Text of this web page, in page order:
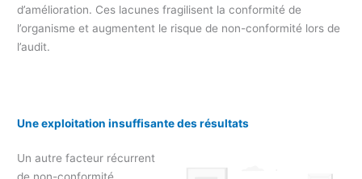
d’amélioration. Ces lacunes fragilisent la conformité de
l’organisme et augmentent le risque de non-conformité lors de
l’audit.
Une exploitation insuffisante des résultats
Un autre facteur récurrent
de non-conformité